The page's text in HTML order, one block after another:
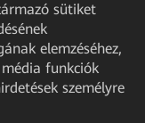
sütiket
elemzéséhez,
funkciók
személyre